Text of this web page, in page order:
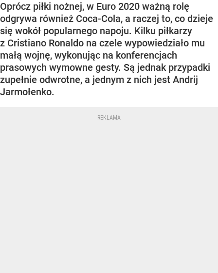
Oprócz piłki nożnej, w Euro 2020 ważną rolę
odgrywa również Coca-Cola, a raczej to, co dzieje
się wokół popularnego napoju. Kilku piłkarzy
z Cristiano Ronaldo na czele wypowiedziało mu
małą wojnę, wykonując na konferencjach
prasowych wymowne gesty. Są jednak przypadki
zupełnie odwrotne, a jednym z nich jest Andrij
Jarmołenko.